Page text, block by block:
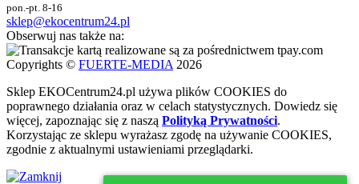
pon.-pt. 8-16
sklep@ekocentrum24.pl
Obserwuj nas także na:
Copyrights © FUERTE-MEDIA 2026
Sklep EKOCentrum24.pl używa plików COOKIES do
poprawnego działania oraz w celach statystycznych. Dowiedz się
więcej, zapoznając się z naszą Polityką Prywatności.
Korzystając ze sklepu wyrażasz zgodę na używanie COOKIES,
zgodnie z aktualnymi ustawieniami przeglądarki.